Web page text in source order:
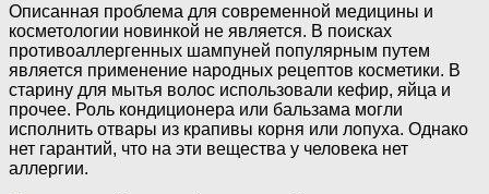
Описанная проблема для современной медицины и
косметологии новинкой не является. В поисках
противоаллергенных шампуней популярным путем
является применение народных рецептов косметики. В
старину для мытья волос использовали кефир, яйца и
прочее. Роль кондиционера или бальзама могли
исполнить отвары из крапивы корня или лопуха. Однако
нет гарантий, что на эти вещества у человека нет
аллергии.